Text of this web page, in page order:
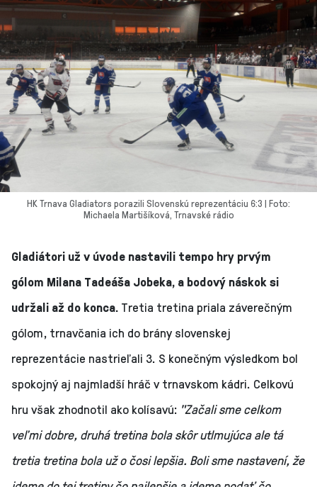
HK Trnava Gladiators porazili Slovenskú reprezentáciu 6:3 | Foto:
Michaela Martišíková, Trnavské rádio
Gladiátori už v úvode nastavili tempo hry prvým
gólom Milana Tadeáša Jobeka, a bodový náskok si
udržali až do konca. Tretia tretina priala záverečným
gólom, trnavčania ich do brány slovenskej
reprezentácie nastrieľali 3. S konečným výsledkom bol
spokojný aj najmladší hráč v trnavskom kádri. Celkovú
hru však zhodnotil ako kolísavú: "Začali sme celkom
veľmi dobre, druhá tretina bola skôr utlmujúca ale tá
tretia tretina bola už o čosi lepšia. Boli sme nastavení, že